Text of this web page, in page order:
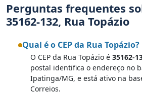
Perguntas frequentes
35162-132, Rua Topázio
Qual é o CEP da Rua Topázio?
O CEP da Rua Topázio é 35162-
postal identifica o endereço no
Ipatinga/MG, e está ativo na
Correios.